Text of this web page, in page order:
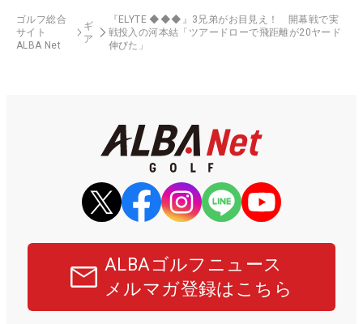
ゴルフ総合
サイト
ALBA Net
ギ
ア
『ELYTE ◆◆◆』3兄弟がお目見え！ 開幕戦で実
戦投入の河本結「ツアードローで飛距離が20ヤード
伸びた」
ALBAゴルフニュース
メルマガ登録はこちら